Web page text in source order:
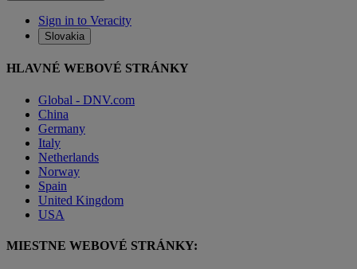
Sign in to Veracity
Slovakia
HLAVNÉ WEBOVÉ STRÁNKY
Global - DNV.com
China
Germany
Italy
Netherlands
Norway
Spain
United Kingdom
USA
MIESTNE WEBOVÉ STRÁNKY: